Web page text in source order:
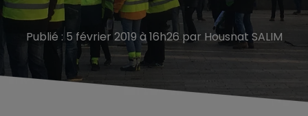
Publié : 5 février 2019 à 16h26 par Housnat SALIM